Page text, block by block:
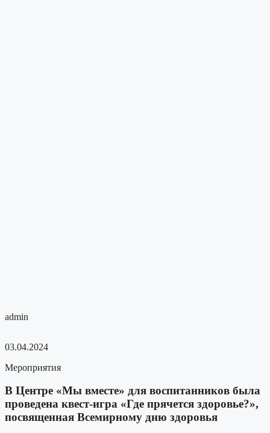
admin
03.04.2024
Мероприятия
В Центре «Мы вместе» для воспитанников была
проведена квест-игра «Где прячется здоровье?»,
посвященная Всемирному дню здоровья